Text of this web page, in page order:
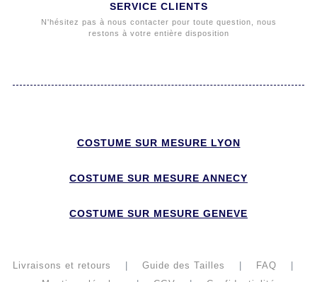
SERVICE CLIENTS
N'hésitez pas à nous contacter pour toute question, nous
restons à votre entière disposition
COSTUME SUR MESURE LYON
COSTUME SUR MESURE ANNECY
COSTUME SUR MESURE GENEVE
Livraisons et retours Guide des Tailles FAQ